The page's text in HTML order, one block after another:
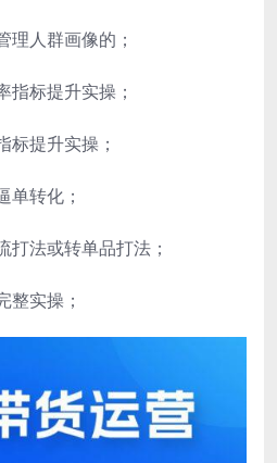
理人群画像的；
指标提升实操；
标提升实操；
单转化；
打法或转单品打法；
整实操；